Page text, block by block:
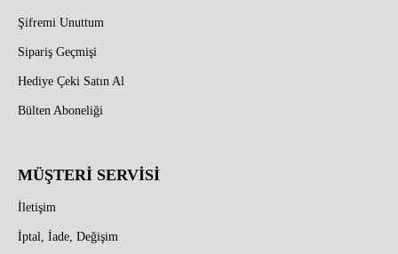
Şifremi Unuttum
Sipariş Geçmişi
Hediye Çeki Satın Al
Bülten Aboneliği
MÜŞTERİ SERVİSİ
İletişim
İptal, İade, Değişim